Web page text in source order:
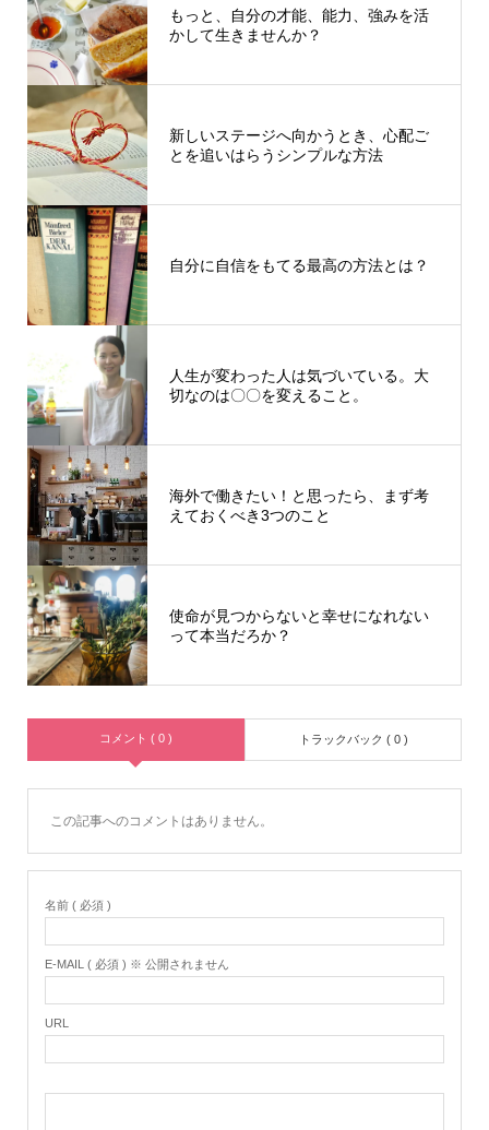
もっと、自分の才能、能力、強みを活
かして生きませんか？
新しいステージへ向かうとき、心配ご
とを追いはらうシンプルな方法
自分に自信をもてる最高の方法とは？
人生が変わった人は気づいている。大
切なのは〇〇を変えること。
海外で働きたい！と思ったら、まず考
えておくべき3つのこと
使命が見つからないと幸せになれない
って本当だろか？
コメント ( 0 ) トラックバック ( 0 )
この記事へのコメントはありません。
名前 ( 必須 )
E-MAIL ( 必須 ) ※ 公開されません
URL